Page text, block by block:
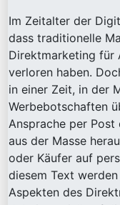
Im Zeitalter der
dass traditionelle
Direktmarketing für
verloren haben.
in einer Zeit, in der
Werbebotschaften
Ansprache per
aus der Masse
oder Käufer auf
diesem Text
Aspekten des